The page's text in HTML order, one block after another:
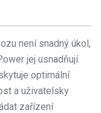
není snadný úkol,
jej usnadňují.
optimální
a uživatelsky
zařízení